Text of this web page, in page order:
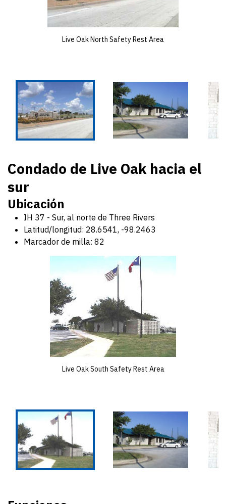
Live Oak North Safety Rest Area
Condado de Live Oak hacia el
sur
Ubicación
IH 37 - Sur, al norte de Three Rivers
Latitud/longitud: 28.6541, -98.2463
Marcador de milla: 82
Live Oak South Safety Rest Area